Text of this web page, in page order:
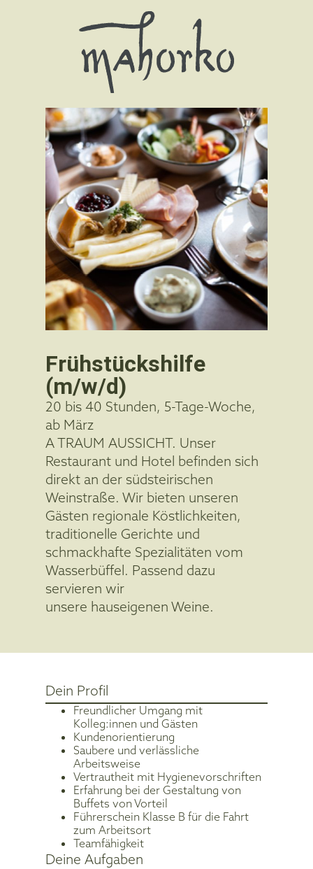
Frühstückshilfe
(m/w/d)
20 bis 40 Stunden, 5-Tage-Woche,
ab März
A TRAUM AUSSICHT. Unser
Restaurant und Hotel befinden sich
direkt an der südsteirischen
Weinstraße. Wir bieten unseren
Gästen regionale Köstlichkeiten,
traditionelle Gerichte und
schmackhafte Spezialitäten vom
Wasserbüffel. Passend dazu
servieren wir
unsere hauseigenen Weine.
Dein Profil
Freundlicher Umgang mit
Kolleg:innen und Gästen
Kundenorientierung
Saubere und verlässliche
Arbeitsweise
Vertrautheit mit Hygienevorschriften
Erfahrung bei der Gestaltung von
Buffets von Vorteil
Führerschein Klasse B für die Fahrt
zum Arbeitsort
Teamfähigkeit
Deine Aufgaben